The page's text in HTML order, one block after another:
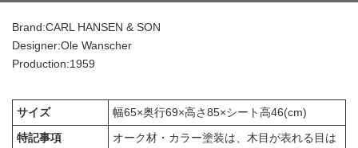
Brand:CARL HANSEN & SON
Designer:Ole Wanscher
Production:1959
サイズ
幅65×奥行69×高さ85×シート高46(cm)
特記事項
オーク材・カラー塗装は、木目が表れる目は